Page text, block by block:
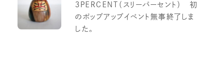
3PERCENT（スリーパーセント） 初
のポップアップイベント無事終了しま
した。